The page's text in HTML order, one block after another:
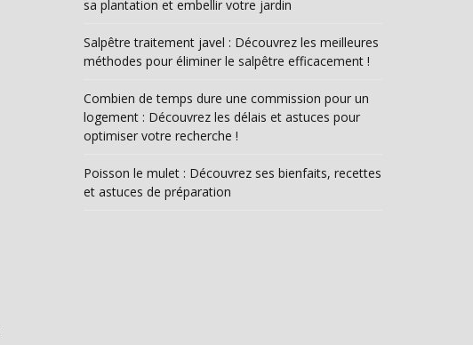
sa plantation et embellir votre jardin
Salpêtre traitement javel : Découvrez les meilleures
méthodes pour éliminer le salpêtre efficacement !
Combien de temps dure une commission pour un
logement : Découvrez les délais et astuces pour
optimiser votre recherche !
Poisson le mulet : Découvrez ses bienfaits, recettes
et astuces de préparation